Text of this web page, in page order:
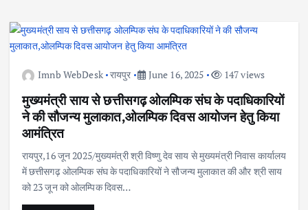
Imnb WebDesk रायपुर June 16, 2025 147 views
मुख्यमंत्री साय से छत्तीसगढ़ ओलम्पिक संघ के पदाधिकारियों
ने की सौजन्य मुलाकात,ओलम्पिक दिवस आयोजन हेतु किया
आमंत्रित
रायपुर,16 जून 2025/मुख्यमंत्री श्री विष्णु देव साय से मुख्यमंत्री निवास कार्यालय
में छत्तीसगढ़ ओलम्पिक संघ के पदाधिकारियों ने सौजन्य मुलाकात की और श्री साय
को 23 जून को ओलम्पिक दिवस…